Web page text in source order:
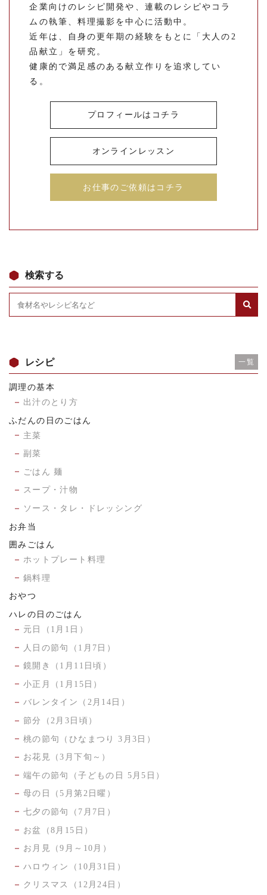
企業向けのレシピ開発や、連載のレシピやコラ
ムの執筆、料理撮影を中心に活動中。
近年は、自身の更年期の経験をもとに「大人の2
品献立」を研究。
健康的で満足感のある献立作りを追求してい
る。
プロフィールはコチラ
オンラインレッスン
お仕事のご依頼はコチラ
検索する
レシピ 一覧
調理の基本
出汁のとり方
ふだんの日のごはん
主菜
副菜
ごはん 麺
スープ・汁物
ソース・タレ・ドレッシング
お弁当
囲みごはん
ホットプレート料理
鍋料理
おやつ
ハレの日のごはん
元日（1月1日）
人日の節句（1月7日）
鏡開き（1月11日頃）
小正月（1月15日）
バレンタイン（2月14日）
節分（2月3日頃）
桃の節句（ひなまつり 3月3日）
お花見（3月下旬～）
端午の節句（子どもの日 5月5日）
母の日（5月第2日曜）
七夕の節句（7月7日）
お盆（8月15日）
お月見（9月～10月）
ハロウィン（10月31日）
クリスマス（12月24日）